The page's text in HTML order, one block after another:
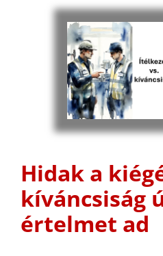
Hidak a
kíváncsiság
értelmet ad